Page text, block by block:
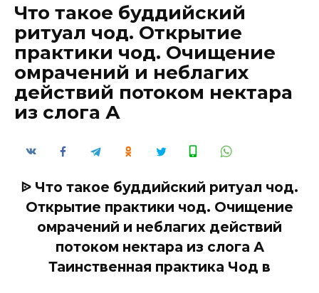
Что такое буддийский
ритуал чод. Открытие
практики чод. Очищение
омрачений и неблагих
действий потоком нектара
из слога А
ᐉ Что такое буддийский ритуал чод.
Открытие практики чод. Очищение
омрачений и неблагих действий
потоком нектара из слога А
Таинственная практика Чод в